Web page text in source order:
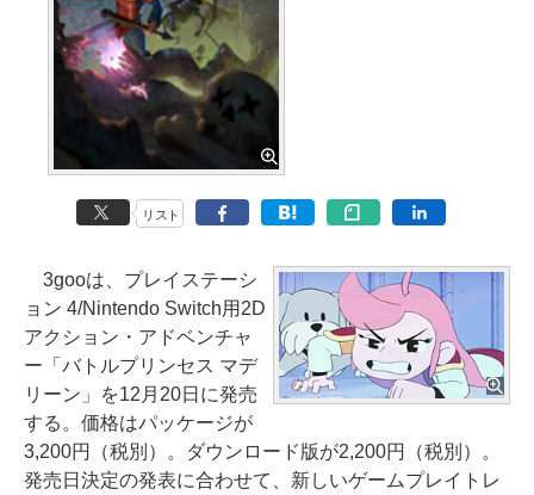
リスト
3gooは、プレイステーシ
ョン 4/Nintendo Switch用2D
アクション・アドベンチャ
ー「バトルプリンセス マデ
リーン」を12月20日に発売
する。価格はパッケージが
3,200円（税別）。ダウンロード版が2,200円（税別）。
発売日決定の発表に合わせて、新しいゲームプレイトレ